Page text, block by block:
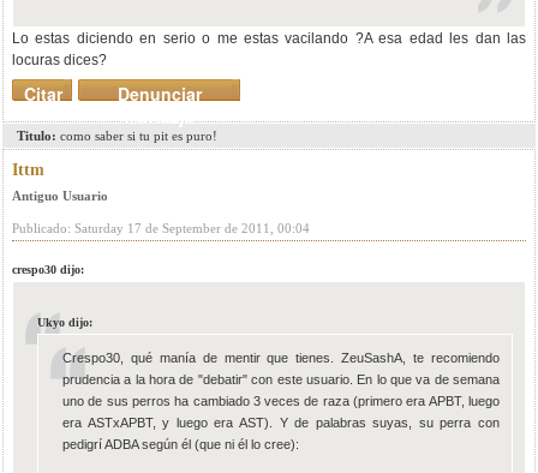
Lo estas diciendo en serio o me estas vacilando ?A esa edad les dan las
locuras dices?
Denunciar
mensaje
Citar
Titulo: como saber si tu pit es puro!
Ittm
Antiguo Usuario
Publicado: Saturday 17 de September de 2011, 00:04
crespo30 dijo:
Ukyo dijo:
Crespo30, qué manía de mentir que tienes. ZeuSashA, te recomiendo
prudencia a la hora de "debatir" con este usuario. En lo que va de semana
uno de sus perros ha cambiado 3 veces de raza (primero era APBT, luego
era ASTxAPBT, y luego era AST). Y de palabras suyas, su perra con
pedigrí ADBA según él (que ni él lo cree):